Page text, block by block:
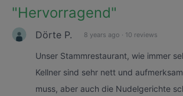
"Hervorragend"
Dörte P. 8 years ago · 10 reviews
Unser Stammrestaurant, wie immer
Kellner sind sehr nett und
muss, aber auch die Nudelgerichte